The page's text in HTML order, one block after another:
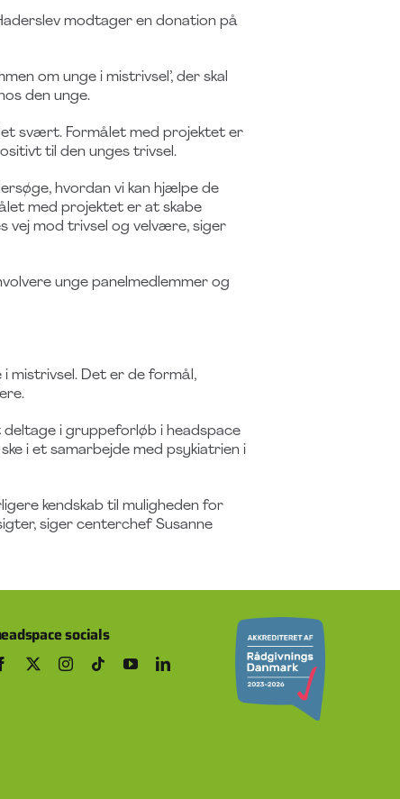
modtager en donation på
om unge i mistrivsel’, der skal
den unge.
svært. Formålet med projektet er
til den unges trivsel.
hvordan vi kan hjælpe de
med projektet er at skabe
vej mod trivsel og velvære, siger
unge panelmedlemmer og
mistrivsel. Det er de formål,
i gruppeforløb i headspace
i et samarbejde med psykiatrien i
kendskab til muligheden for
siger centerchef Susanne
socials